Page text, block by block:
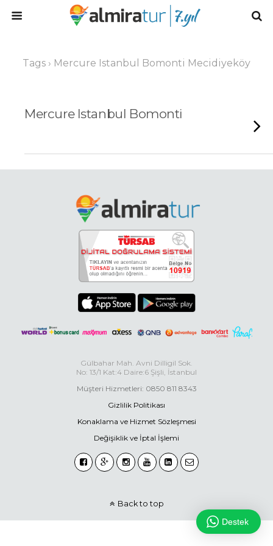
Tags › Mercure Istanbul Bomonti Mecidiyeköy
Mercure Istanbul Bomonti
Gülbahar Mah. Avni Dilligil Sok.
No: 13/1 Kat:4 Daire:6 Şişli, İstanbul
Müşteri Hizmetleri: 0850 811 8343
Gizlilik Politikası
Konaklama ve Hizmet Sözleşmesi
Değişiklik ve İptal İşlemi
Back to top
Destek